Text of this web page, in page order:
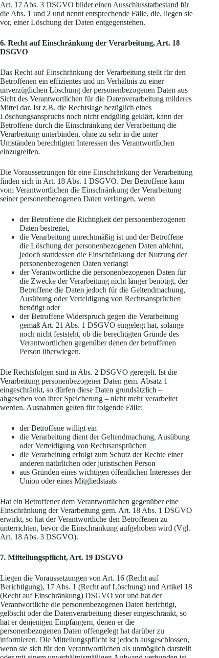
Art. 17 Abs. 3 DSGVO bildet einen Ausschlusstatbestand für
die Abs. 1 und 2 und nennt entsprechende Fälle, die, liegen sie
vor, einer Löschung der Daten entgegenstehen.
6. Recht auf Einschränkung der Verarbeitung, Art. 18
DSGVO
Das Recht auf Einschränkung der Verarbeitung stellt für den
Betroffenen ein effizientes und im Verhältnis zu einer
unverzüglichen Löschung der personenbezogenen Daten aus
Sicht des Verantwortlichen für die Datenverarbeitung milderes
Mittel dar. Ist z.B. die Rechtslage bezüglich eines
Löschungsanspruchs noch nicht endgültig geklärt, kann der
Betroffene durch die Einschränkung der Verarbeitung die
Verarbeitung unterbinden, ohne zu sehr in die unter
Umständen berechtigten Interessen des Verantwortlichen
einzugreifen.
Die Voraussetzungen für eine Einschränkung der Verarbeitung
finden sich in Art. 18 Abs. 1 DSGVO. Der Betroffene kann
vom Verantwortlichen die Einschränkung der Verarbeitung
seiner personenbezogenen Daten verlangen, wenn
der Betroffene die Richtigkeit der personenbezogenen
Daten bestreitet,
die Verarbeitung unrechtmäßig ist und der Betroffene
die Löschung der personenbezogenen Daten ablehnt,
jedoch stattdessen die Einschränkung der Nutzung der
personenbezogenen Daten verlangt
der Verantwortliche die personenbezogenen Daten für
die Zwecke der Verarbeitung nicht länger benötigt, der
Betroffene die Daten jedoch für die Geltendmachung,
Ausübung oder Verteidigung von Rechtsansprüchen
benötigt oder
der Betroffene Widerspruch gegen die Verarbeitung
gemäß Art. 21 Abs. 1 DSGVO eingelegt hat, solange
noch nicht feststeht, ob die berechtigten Gründe des
Verantwortlichen gegenüber denen der betroffenen
Person überwiegen.
Die Rechtsfolgen sind in Abs. 2 DSGVO geregelt. Ist die
Verarbeitung personenbezogener Daten gem. Absatz 1
eingeschränkt, so dürfen diese Daten grundsätzlich –
abgesehen von ihrer Speicherung – nicht mehr verarbeitet
werden. Ausnahmen gelten für folgende Fälle:
der Betroffene willigt ein
die Verarbeitung dient der Geltendmachung, Ausübung
oder Verteidigung von Rechtsansprüchen
die Verarbeitung erfolgt zum Schutz der Rechte einer
anderen natürlichen oder juristischen Person
aus Gründen eines wichtigen öffentlichen Interesses der
Union oder eines Mitgliedstaats
Hat ein Betroffener dem Verantwortlichen gegenüber eine
Einschränkung der Verarbeitung gem. Art. 18 Abs. 1 DSGVO
erwirkt, so hat der Verantwortliche den Betroffenen zu
unterrichten, bevor die Einschränkung aufgehoben wird (Vgl.
Art. 18 Abs. 3 DSGVO).
7. Mitteilungspflicht, Art. 19 DSGVO
Liegen die Voraussetzungen von Art. 16 (Recht auf
Berichtigung), 17 Abs. 1 (Recht auf Löschung) und Artikel 18
(Recht auf Einschränkung) DSGVO vor und hat der
Verantwortliche die personenbezogenen Daten berichtigt,
gelöscht oder die Datenverarbeitung dieser eingeschränkt, so
hat er denjenigen Empfängern, denen er die
personenbezogenen Daten offengelegt hat darüber zu
informieren. Die Mitteilungspflicht ist jedoch ausgeschlossen,
wenn sie sich für den Verantwortlichen als unmöglich darstellt